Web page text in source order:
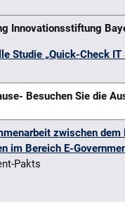
Innovationsstiftung
Studie „Quick-Check IT
- Besuchen Sie die
zwischen dem
im Bereich E-
Pakts